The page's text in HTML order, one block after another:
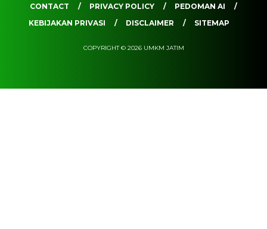
CONTACT
PRIVACY POLICY
PEDOMAN AI
KEBIJAKAN PRIVASI
DISCLAIMER SITEMAP
COPYRIGHT © 2026 UMKM JATIM